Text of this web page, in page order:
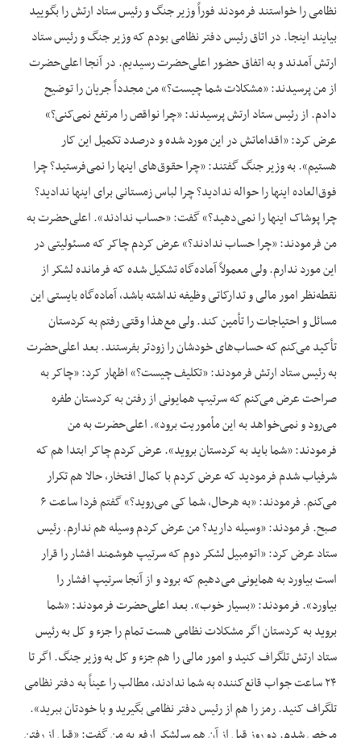
نظامی را خواستند فرمودند فوراً وزیر جنگ و رئیس ستاد ارتش را بگویید
بیایند اینجا. در اتاق رئیس دفتر نظامی بودم که وزیر جنگ و رئیس ستاد
ارتش آمدند و به اتفاق حضور اعلی‌حضرت رسیدیم. در آنجا اعلی‌حضرت
از من پرسیدند: «مشکلات شما چیست؟» من مجدداً جریان را توضیح
دادم. از رئیس ستاد ارتش پرسیدند: «چرا نواقص را مرتفع نمی‌کنی؟»
عرض کرد: «اقداماتش در این مورد شده و درصدد تکمیل این کار
هستیم». به وزیر جنگ گفتند: «چرا حقوق‌های اینها را نمی‌فرستید؟ چرا
فوق‌العاده اینها را حواله ندادید؟ چرا لباس زمستانی برای اینها ندادید؟
چرا پوشاک اینها را نمی‌دهید؟» گفت: «حساب ندادند». اعلی‌حضرت به
من فرمودند: «چرا حساب ندادند؟» عرض کردم چاکر که مسئولیتی در
این مورد ندارم. ولی معمولاً آماده‌گاه تشکیل شده که فرمانده لشکر از
نقطه‌نظر امور مالی و تدارکاتی وظیفه نداشته باشد، آماده‌گاه بایستی این
مسائل و احتیاجات را تأمین کند. ولی مع‌هذا وقتی رفتم به کردستان
تأکید می‌کنم که حساب‌های خودشان را زودتر بفرستند. بعد اعلی‌حضرت
به رئیس ستاد ارتش فرمودند: «تکلیف چیست؟» اظهار کرد: «چاکر به
صراحت عرض می‌کنم که سرتیپ همایونی از رفتن به کردستان طفره
می‌رود و نمی‌خواهد به این مأموریت برود». اعلی‌حضرت به من
فرمودند: «شما باید به کردستان بروید». عرض کردم چاکر ابتدا هم که
شرفیاب شدم فرمودید که عرض کردم با کمال افتخار، حالا هم تکرار
می‌کنم. فرمودند: «به هرحال، شما کی می‌روید؟» گفتم فردا ساعت ۶
صبح. فرمودند: «وسیله دارید؟ من عرض کردم وسیله هم ندارم. رئیس
ستاد عرض کرد: «اتومبیل لشکر دوم که سرتیپ هوشمند افشار را قرار
است بیاورد به همایونی می‌دهیم که برود و از آنجا سرتیپ افشار را
بیاورد». فرمودند: «بسیار خوب». بعد اعلی‌حضرت فرمودند: «شما
بروید به کردستان اگر مشکلات نظامی هست تمام را جزء و کل به رئیس
ستاد ارتش تلگراف کنید و امور مالی را هم جزء و کل به وزیر جنگ. اگر تا
۲۴ ساعت جواب قانع‌کننده به شما ندادند، مطالب را عیناً به دفتر نظامی
تلگراف کنید. رمز را هم از رئیس دفتر نظامی بگیرید و با خودتان ببرید».